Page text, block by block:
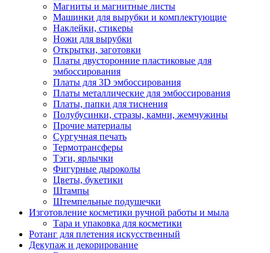
Магниты и магнитные листы
Машинки для вырубки и комплектующие
Наклейки, стикеры
Ножи для вырубки
Открытки, заготовки
Платы двусторонние пластиковые для
эмбоссирования
Платы для 3D эмбоссирования
Платы металлические для эмбоссирования
Платы, папки для тиснения
Полубусинки, стразы, камни, жемчужины
Прочие материалы
Сургучная печать
Термотрансферы
Тэги, ярлычки
Фигурные дыроколы
Цветы, букетики
Штампы
Штемпельные подушечки
Изготовление косметики ручной работы и мыла
Тара и упаковка для косметики
Ротанг для плетения искусственный
Декупаж и декорирование